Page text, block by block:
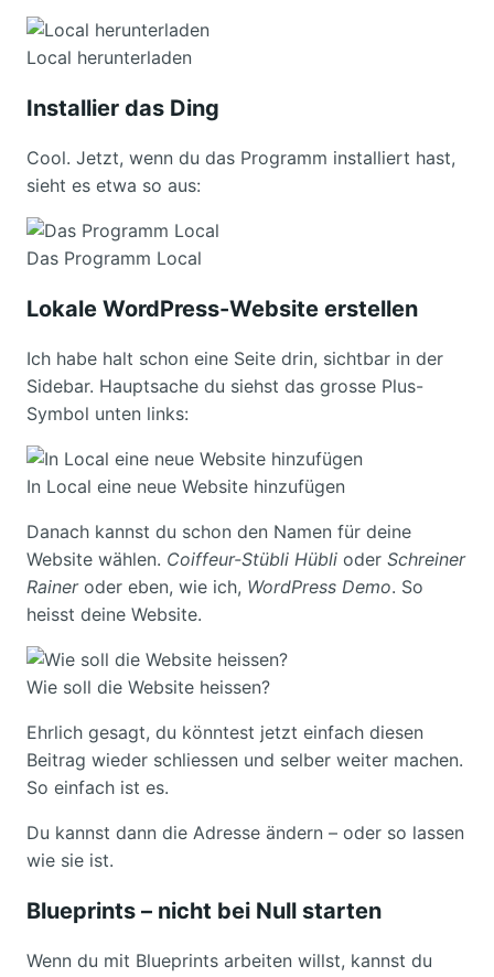
Local herunterladen
Installier das Ding
Cool. Jetzt, wenn du das Programm installiert hast,
sieht es etwa so aus:
Das Programm Local
Lokale WordPress-Website erstellen
Ich habe halt schon eine Seite drin, sichtbar in der
Sidebar. Hauptsache du siehst das grosse Plus-
Symbol unten links:
In Local eine neue Website hinzufügen
Danach kannst du schon den Namen für deine
Website wählen. Coiffeur-Stübli Hübli oder Schreiner
Raineroder eben, wie ich, WordPress Demo. So
heisst deine Website.
Wie soll die Website heissen?
Ehrlich gesagt, du könntest jetzt einfach diesen
Beitrag wieder schliessen und selber weiter machen.
So einfach ist es.
Du kannst dann die Adresse ändern – oder so lassen
wie sie ist.
Blueprints – nicht bei Null starten
Wenn du mit Blueprints arbeiten willst, kannst du